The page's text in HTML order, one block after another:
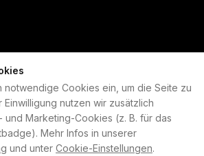
notwendige Cookies ein, um die Seite zu
nutzen wir zusätzlich
und Marketing-Cookies (z. B. für das
Mehr Infos in unserer
und unter Cookie-Einstellungen.